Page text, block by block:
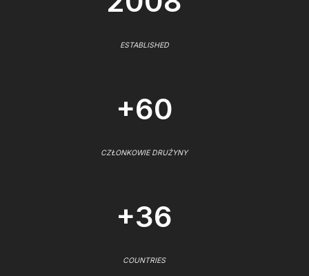
ESTABLISHED
+60
CZŁONKOWIE DRUŻYNY
+36
COUNTRIES